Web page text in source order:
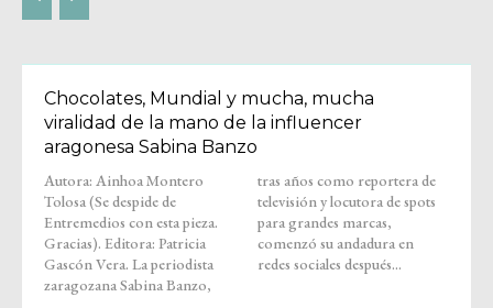
Chocolates, Mundial y mucha, mucha
viralidad de la mano de la influencer
aragonesa Sabina Banzo
Autora: Ainhoa Montero
Tolosa (Se despide de
Entremedios con esta pieza.
Gracias). Editora: Patricia
Gascón Vera. La periodista
zaragozana Sabina Banzo,
tras años como reportera de
televisión y locutora de spots
para grandes marcas,
comenzó su andadura en
redes sociales después...